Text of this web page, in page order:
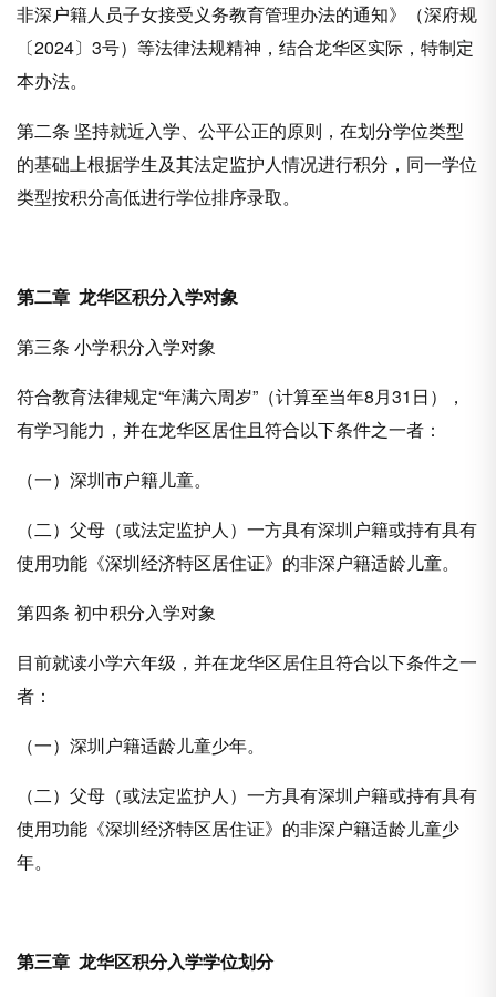
非深户籍人员子女接受义务教育管理办法的通知》（深府规
〔2024〕3号）等法律法规精神，结合龙华区实际，特制定
本办法。
第二条 坚持就近入学、公平公正的原则，在划分学位类型
的基础上根据学生及其法定监护人情况进行积分，同一学位
类型按积分高低进行学位排序录取。
第二章 龙华区积分入学对象
第三条 小学积分入学对象
符合教育法律规定“年满六周岁”（计算至当年8月31日），
有学习能力，并在龙华区居住且符合以下条件之一者：
（一）深圳市户籍儿童。
（二）父母（或法定监护人）一方具有深圳户籍或持有具有
使用功能《深圳经济特区居住证》的非深户籍适龄儿童。
第四条 初中积分入学对象
目前就读小学六年级，并在龙华区居住且符合以下条件之一
者：
（一）深圳户籍适龄儿童少年。
（二）父母（或法定监护人）一方具有深圳户籍或持有具有
使用功能《深圳经济特区居住证》的非深户籍适龄儿童少
年。
第三章 龙华区积分入学学位划分